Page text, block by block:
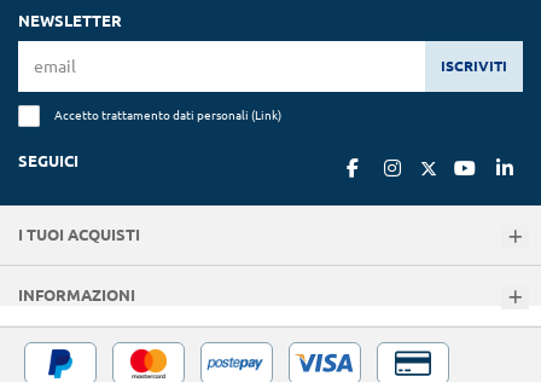
NEWSLETTER
ISCRIVITI
Accetto trattamento dati personali (Link)
SEGUICI
I TUOI ACQUISTI
INFORMAZIONI